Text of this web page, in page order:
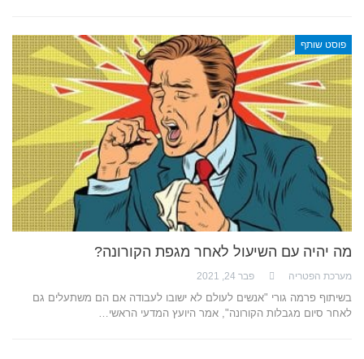
פוסט שותף
מה יהיה עם השיעול לאחר מגפת הקורונה?
מערכת הפטריה פבר 24, 2021
בשיתוף פרמה גורי "אנשים לעולם לא ישובו לעבודה אם הם משתעלים גם
לאחר סיום מגבלות הקורונה", אמר היועץ המדעי הראשי…